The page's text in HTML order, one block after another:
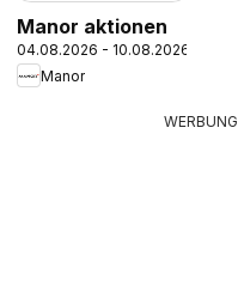
Manor aktionen
04.08.2026 - 10.08.2026
Manor
WERBUNG